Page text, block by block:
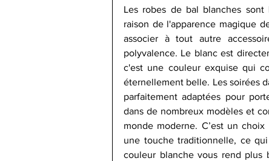
Les robes de bal blanches
raison de l'apparence magique
associer à tout autre
polyvalence. Le blanc est
c'est une couleur exquise qui
éternellement belle. Les soirées
parfaitement adaptées pour
dans de nombreux modèles et
monde moderne. C’est un
une touche traditionnelle, ce
couleur blanche vous rend